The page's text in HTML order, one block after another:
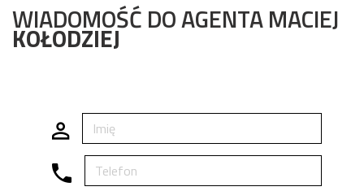
WIADOMOŚĆ DO AGENTA MACIEJ
KOŁODZIEJ